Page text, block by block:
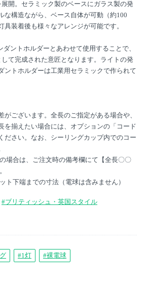
開。セラミック製のベースにガラス製の発
な構造ながら、ベース自体が可動（約100
具装着後も様々なアレンジが可能です。
ントホルダーとあわせて使用することで、
て完成された意匠となります。ライトの発
ントホルダーは工業用セラミックで作られて
がございます。全長のご指定がある場合や、
を揃えたい場合には、オプションの「コード
ださい。なお、シーリングカップ内でのコー
場合は、ご注文時の備考欄にて【全長〇〇
ト下端までの寸法（電球は含みません）
#ブリティッシュ・英国スタイル
#1灯 #裸電球